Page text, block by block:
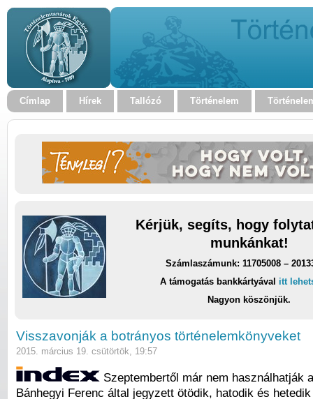
Címlap Hírek Tallózó Történelem
Kérjük, segíts, hogy
munkánkat!
Számlaszámunk: 11705008 –
A támogatás bankkártyával itt
Nagyon köszönjük.
Visszavonják a botrányos történelemkönyveket
2015. március 19. csütörtök, 19:57
Szeptembertől már nem használhatják
Bánhegyi Ferenc által jegyzett ötödik, hatodik és